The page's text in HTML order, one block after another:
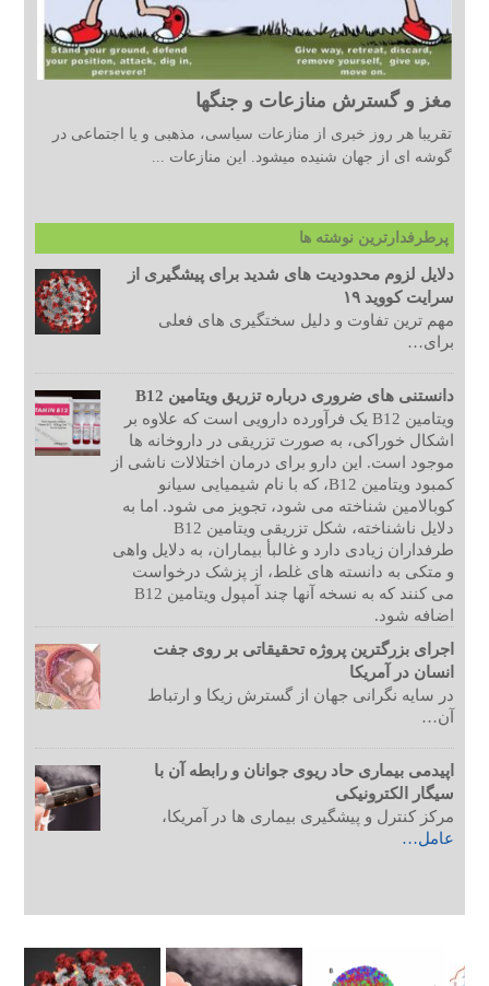
مغز و گسترش منازعات و جنگها
تقریبا هر روز خبری از منازعات سیاسی، مذهبی و یا اجتماعی در
گوشه ای از جهان شنیده میشود. این منازعات ...
پرطرفدارترین نوشته ها
دلایل لزوم محدودیت های شدید برای پیشگیری از
سرایت کووید ۱۹
مهم ترین تفاوت و دلیل سختگیری های فعلی
برای…
دانستنی های ضروری درباره تزریق ویتامین B12
ویتامین B12 یک فرآورده دارویی است که علاوه بر
اشکال خوراکی، به صورت تزریقی در داروخانه ها
موجود است. این دارو برای درمان اختلالات ناشی از
کمبود ویتامین B12، که با نام شیمیایی سیانو
کوبالامین شناخته می شود، تجویز می شود. اما به
دلایل ناشناخته، شکل تزریقی ویتامین B12
طرفداران زیادی دارد و غالبأ بیماران، به دلایل واهی
و متکی به دانسته های غلط، از پزشک درخواست
می کنند که به نسخه آنها چند آمپول ویتامین B12
اضافه شود.
اجرای بزرگترین پروژه تحقیقاتی بر روی جفت
انسان در آمریکا
در سایه نگرانی جهان از گسترش زیکا و ارتباط
آن…
اپیدمی بیماری حاد ریوی جوانان و رابطه آن با
سیگار الکترونیکی
مرکز کنترل و پیشگیری بیماری ها در آمریکا،
عامل…